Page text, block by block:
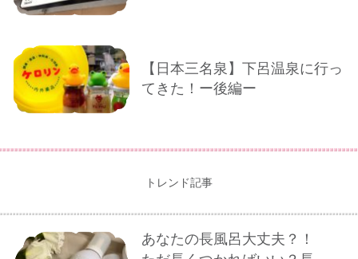
【日本三名泉】下呂温泉に行っ
てきた！ー後編ー
トレンド記事
あなたの長風呂大丈夫？！